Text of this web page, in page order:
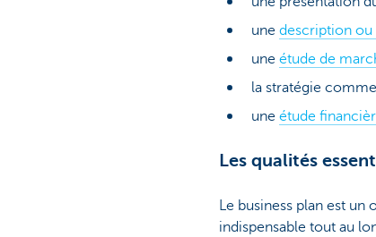
une description ou
une étude de
la stratégie
une étude
Les qualités
Le business plan est
indispensable tout au